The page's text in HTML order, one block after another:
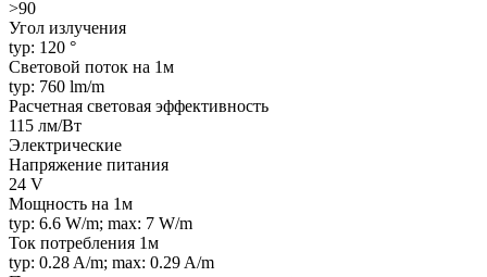
>90
Угол излучения
typ: 120 °
Световой поток на 1м
typ: 760 lm/m
Расчетная световая эффективность
115 лм/Вт
Электрические
Напряжение питания
24 V
Мощность на 1м
typ: 6.6 W/m; max: 7 W/m
Ток потребления 1м
typ: 0.28 A/m; max: 0.29 A/m